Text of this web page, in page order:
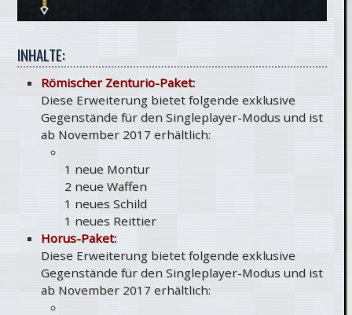
INHALTE:
Römischer Zenturio-Paket:
Diese Erweiterung bietet folgende exklusive
Gegenstände für den Singleplayer-Modus und ist
ab November 2017 erhältlich:
1 neue Montur
2 neue Waffen
1 neues Schild
1 neues Reittier
Horus-Paket:
Diese Erweiterung bietet folgende exklusive
Gegenstände für den Singleplayer-Modus und ist
ab November 2017 erhältlich: